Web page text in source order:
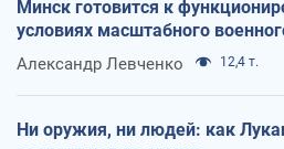
Минск готовится к
условиях масштабного
Александр Левченко 12,4 т.
Ни оружия, ни людей: как